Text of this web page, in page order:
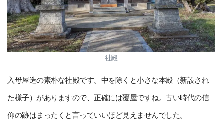
社殿
入母屋造の素朴な社殿です。中を除くと小さな本殿（新設され
た様子）がありますので、正確には覆屋ですね。古い時代の信
仰の跡はまったくと言っていいほど見えませんでした。